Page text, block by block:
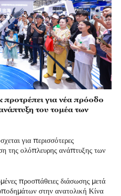
προτρέπει για νέα πρόοδο
του τομέα των
για περισσότερες
της ολόπλευρης ανάπτυξης των
προσπάθειες διάσωσης μετά
στην ανατολική Κίνα